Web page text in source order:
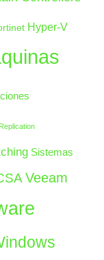
Hyper-V
Replication
Sistemas
Veeam